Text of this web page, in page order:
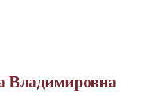
Владимировна